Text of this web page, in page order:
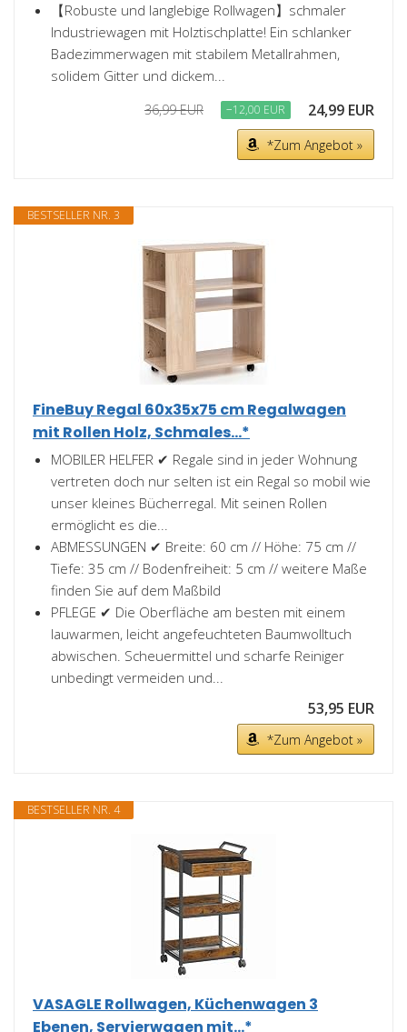
【Robuste und langlebige Rollwagen】schmaler
Industriewagen mit Holztischplatte! Ein schlanker
Badezimmerwagen mit stabilem Metallrahmen,
solidem Gitter und dickem...
36,99 EUR −12,00 EUR 24,99 EUR
*Zum Angebot »
BESTSELLER NR. 3
FineBuy Regal 60x35x75 cm Regalwagen
mit Rollen Holz, Schmales...*
MOBILER HELFER ✔ Regale sind in jeder Wohnung
vertreten doch nur selten ist ein Regal so mobil wie
unser kleines Bücherregal. Mit seinen Rollen
ermöglicht es die...
ABMESSUNGEN ✔ Breite: 60 cm // Höhe: 75 cm //
Tiefe: 35 cm // Bodenfreiheit: 5 cm // weitere Maße
finden Sie auf dem Maßbild
PFLEGE ✔ Die Oberfläche am besten mit einem
lauwarmen, leicht angefeuchteten Baumwolltuch
abwischen. Scheuermittel und scharfe Reiniger
unbedingt vermeiden und...
53,95 EUR
*Zum Angebot »
BESTSELLER NR. 4
VASAGLE Rollwagen, Küchenwagen 3
Ebenen, Servierwagen mit...*